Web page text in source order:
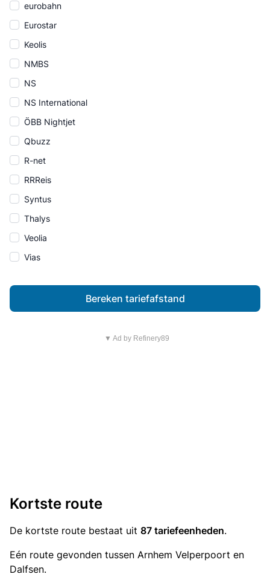
eurobahn
Eurostar
Keolis
NMBS
NS
NS International
ÖBB Nightjet
Qbuzz
R-net
RRReis
Syntus
Thalys
Veolia
Vias
Bereken tariefafstand
▼ Ad by Refinery89
Kortste route
De kortste route bestaat uit 87 tariefeenheden.
Eén route gevonden tussen Arnhem Velperpoort en
Dalfsen.